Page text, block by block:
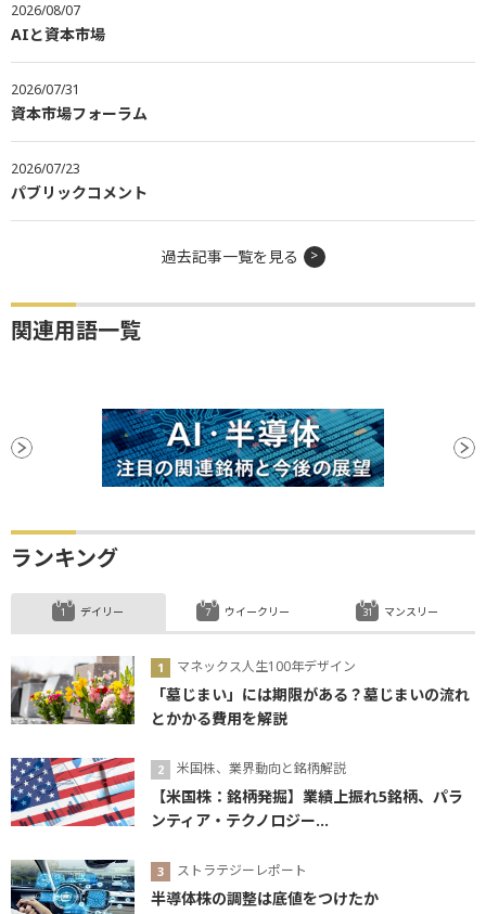
2026/08/07
AIと資本市場
2026/07/31
資本市場フォーラム
2026/07/23
パブリックコメント
過去記事一覧を見る
関連用語一覧
ランキング
デイリー
マネックス人生100年デザイン
「墓じまい」には期限がある？墓じまいの流れ
とかかる費用を解説
米国株、業界動向と銘柄解説
【米国株：銘柄発掘】業績上振れ5銘柄、パラ
ンティア・テクノロジー...
ストラテジーレポート
半導体株の調整は底値をつけたか
ウイークリー マンスリー